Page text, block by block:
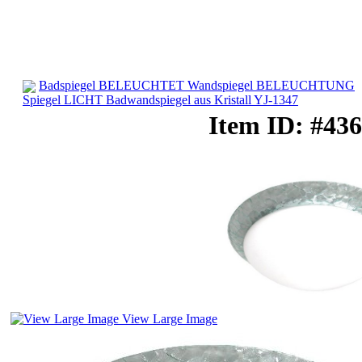
Badspiegel BELEUCHTET Wandspiegel BELEUCHTUNG
Spiegel LICHT Badwandspiegel aus Kristall YJ-1347
Item ID: #436
View Large Image